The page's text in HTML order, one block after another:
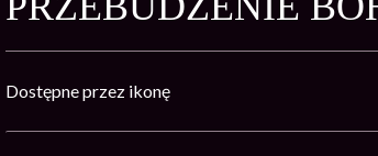
Dostępne przez ikonę